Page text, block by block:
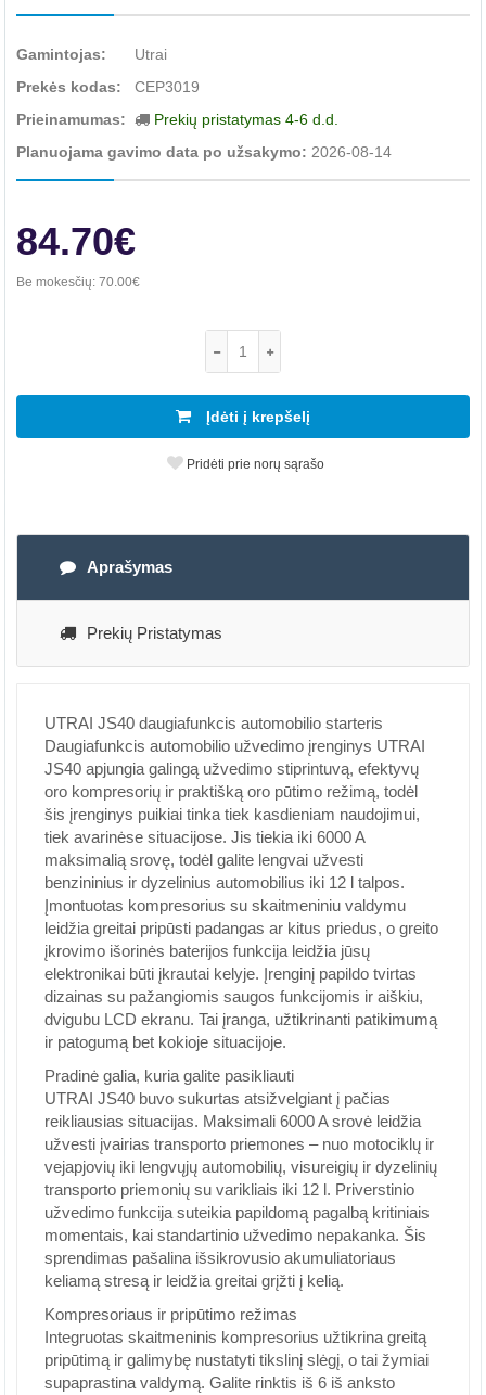
Gamintojas:
Utrai
Prekės kodas:
CEP3019
Prieinamumas:
Prekių pristatymas 4-6 d.d.
Planuojama gavimo data po užsakymo: 2026-08-14
84.70€
Be mokesčių: 70.00€
Įdėti į krepšelį
Pridėti prie norų sąrašo
Aprašymas
Prekių Pristatymas
UTRAI JS40 daugiafunkcis automobilio starteris
Daugiafunkcis automobilio užvedimo įrenginys UTRAI
JS40 apjungia galingą užvedimo stiprintuvą, efektyvų
oro kompresorių ir praktišką oro pūtimo režimą, todėl
šis įrenginys puikiai tinka tiek kasdieniam naudojimui,
tiek avarinėse situacijose. Jis tiekia iki 6000 A
maksimalią srovę, todėl galite lengvai užvesti
benzininius ir dyzelinius automobilius iki 12 l talpos.
Įmontuotas kompresorius su skaitmeniniu valdymu
leidžia greitai pripūsti padangas ar kitus priedus, o greito
įkrovimo išorinės baterijos funkcija leidžia jūsų
elektronikai būti įkrautai kelyje. Įrenginį papildo tvirtas
dizainas su pažangiomis saugos funkcijomis ir aiškiu,
dvigubu LCD ekranu. Tai įranga, užtikrinanti patikimumą
ir patogumą bet kokioje situacijoje.
Pradinė galia, kuria galite pasikliauti
UTRAI JS40 buvo sukurtas atsižvelgiant į pačias
reikliausias situacijas. Maksimali 6000 A srovė leidžia
užvesti įvairias transporto priemones – nuo motociklų ir
vejapjovių iki lengvųjų automobilių, visureigių ir dyzelinių
transporto priemonių su varikliais iki 12 l. Priverstinio
užvedimo funkcija suteikia papildomą pagalbą kritiniais
momentais, kai standartinio užvedimo nepakanka. Šis
sprendimas pašalina išsikrovusio akumuliatoriaus
keliamą stresą ir leidžia greitai grįžti į kelią.
Kompresoriaus ir pripūtimo režimas
Integruotas skaitmeninis kompresorius užtikrina greitą
pripūtimą ir galimybę nustatyti tikslinį slėgį, o tai žymiai
supaprastina valdymą. Galite rinktis iš 6 iš anksto